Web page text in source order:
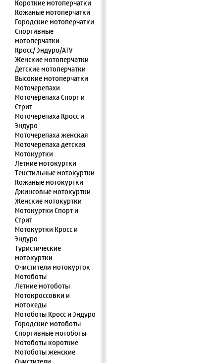
Короткие мотоперчатки
Кожаные мотоперчатки
Городские мотоперчатки
Спортивные
мотоперчатки
Кросс/ Эндуро/ATV
Женские мотоперчатки
Детские мотоперчатки
Высокие мотоперчатки
Моточерепахи
Моточерепаха Спорт и
Стрит
Моточерепаха Кросс и
Эндуро
Моточерепаха женская
Моточерепаха детская
Мотокуртки
Летние мотокуртки
Текстильные мотокуртки
Кожаные мотокуртки
Джинсовые мотокуртки
Женские мотокуртки
Мотокуртки Спорт и
Стрит
Мотокуртки Кросс и
Эндуро
Туристические
мотокуртки
Очистители мотокурток
Мотоботы
Летние мотоботы
Мотокроссовки и
мотокеды
Мотоботы Кросс и Эндуро
Городские мотоботы
Спортивные мотоботы
Мотоботы короткие
Мотоботы женские